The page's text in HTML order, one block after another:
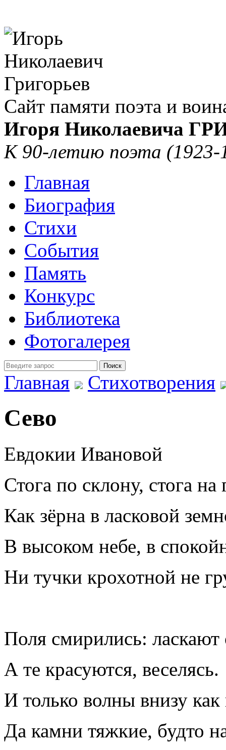
Сайт памяти поэта и
Игоря Николаевича
К 90-летию поэта (1923-
Главная
Биография
Стихи
События
Память
Конкурс
Библиотека
Фотогалерея
Главная
Стихотворения
Сево
Евдокии Ивановой
Стога по склону, стога
Как зёрна в ласковой
В высоком небе, в
Ни тучки крохотной не
Поля смирились: ласкают
А те красуются, веселясь.
И только волны внизу как
Да камни тяжкие, будто